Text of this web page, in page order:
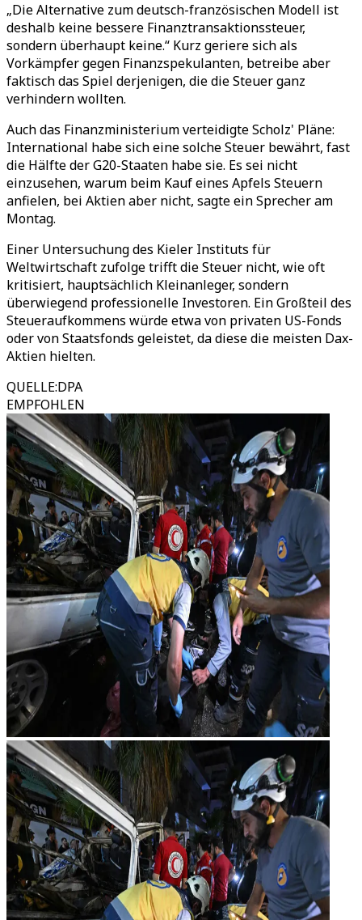
„Die Alternative zum deutsch-französischen Modell ist
deshalb keine bessere Finanztransaktionssteuer,
sondern überhaupt keine.“ Kurz geriere sich als
Vorkämpfer gegen Finanzspekulanten, betreibe aber
faktisch das Spiel derjenigen, die die Steuer ganz
verhindern wollten.
Auch das Finanzministerium verteidigte Scholz' Pläne:
International habe sich eine solche Steuer bewährt, fast
die Hälfte der G20-Staaten habe sie. Es sei nicht
einzusehen, warum beim Kauf eines Apfels Steuern
anfielen, bei Aktien aber nicht, sagte ein Sprecher am
Montag.
Einer Untersuchung des Kieler Instituts für
Weltwirtschaft zufolge trifft die Steuer nicht, wie oft
kritisiert, hauptsächlich Kleinanleger, sondern
überwiegend professionelle Investoren. Ein Großteil des
Steueraufkommens würde etwa von privaten US-Fonds
oder von Staatsfonds geleistet, da diese die meisten Dax-
Aktien hielten.
QUELLE:DPA
EMPFOHLEN